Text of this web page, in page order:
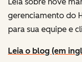
gerenciamento do
para sua equipe e
Leia o blog (em